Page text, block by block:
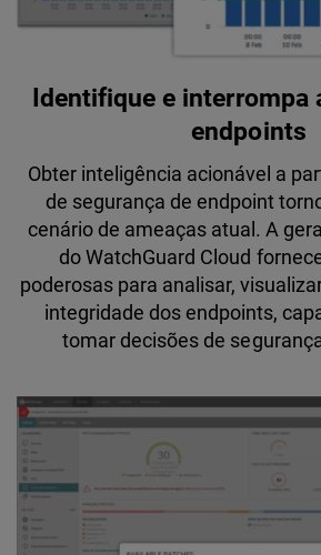
Identifique e interrompa
endpoints
Obter inteligência acionável a
de segurança de endpoint
cenário de ameaças atual. A
do WatchGuard Cloud
poderosas para analisar,
integridade dos endpoints,
tomar decisões de